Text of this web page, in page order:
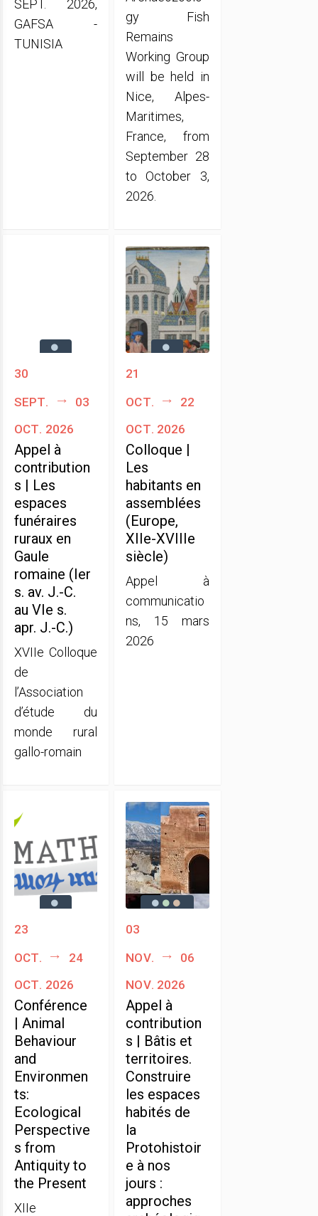
SEPT. 2026,
GAFSA -
TUNISIA
gy Fish
Remains
Working Group
will be held in
Nice, Alpes-
Maritimes,
France, from
September 28
to October 3,
2026.
30
sept.
03
oct. 2026
Appel à
contribution
s | Les
espaces
funéraires
ruraux en
Gaule
romaine (Ier
s. av. J.-C.
au VIe s.
apr. J.-C.)
XVIIe Colloque
de
l’Association
d’étude du
monde rural
gallo-romain
21
oct.
22
oct. 2026
Colloque |
Les
habitants en
assemblées
(Europe,
XIIe-XVIIIe
siècle)
Appel à
communicatio
ns, 15 mars
2026
23
oct.
24
oct. 2026
Conférence
| Animal
Behaviour
and
Environmen
ts:
Ecological
Perspective
s from
Antiquity to
the Present
XIIe
03
nov.
06
nov. 2026
Appel à
contribution
s | Bâtis et
territoires.
Construire
les espaces
habités de
la
Protohistoir
e à nos
jours :
approches